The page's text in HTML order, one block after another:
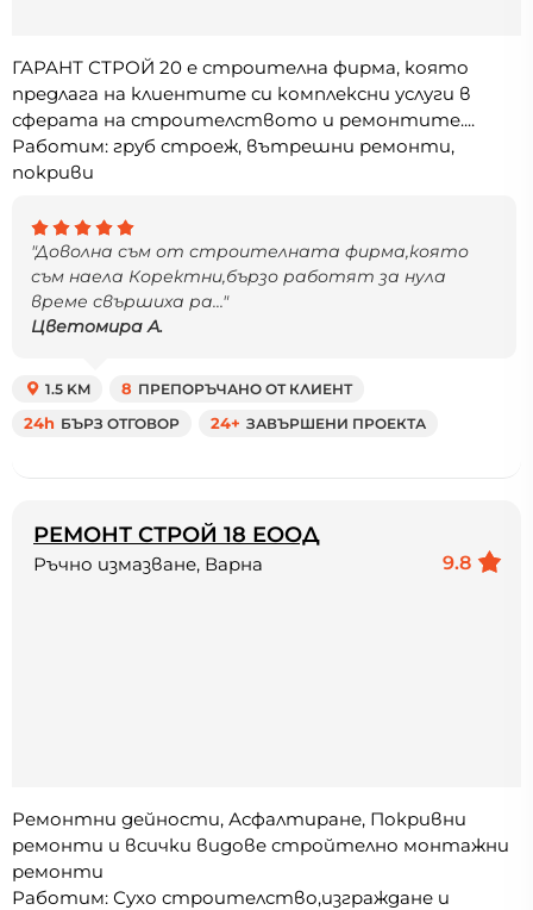
ГАРАНТ СТРОЙ 20 е строителна фирма, която
предлага на клиентите си комплексни услуги в
сферата на строителството и ремонтите....
Работим: груб строеж, вътрешни ремонти,
покриви
"Доволна съм от строителната фирма,която
съм наела Коректни,бързо работят за нула
време свършиха ра..."
Цветомира А.
1.5 KM 8 ПРЕПОРЪЧАНО ОТ КЛИЕНТ
24h БЪРЗ ОТГОВОР 24+ ЗАВЪРШЕНИ ПРОЕКТА
РЕМОНТ СТРОЙ 18 ЕООД
9.8
Ръчно измазване, Варна
Ремонтни дейности, Асфалтиране, Покривни
ремонти и всички видове стройтелно монтажни
ремонти
Работим: Сухо строителство,изграждане и